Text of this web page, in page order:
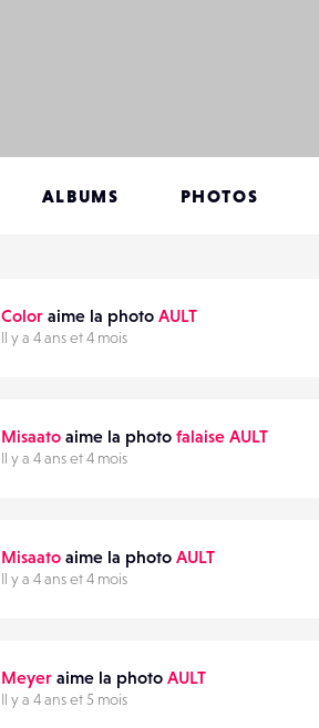
ALBUMS PHOTOS
Color aime la photo AULT
Il y a 4 ans et 4 mois
Misaato aime la photo falaise AULT
Il y a 4 ans et 4 mois
Misaato aime la photo AULT
Il y a 4 ans et 4 mois
Meyer aime la photo AULT
Il y a 4 ans et 5 mois